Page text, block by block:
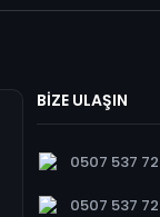
BİZE ULAŞIN
0507 537 72
0507 537 72